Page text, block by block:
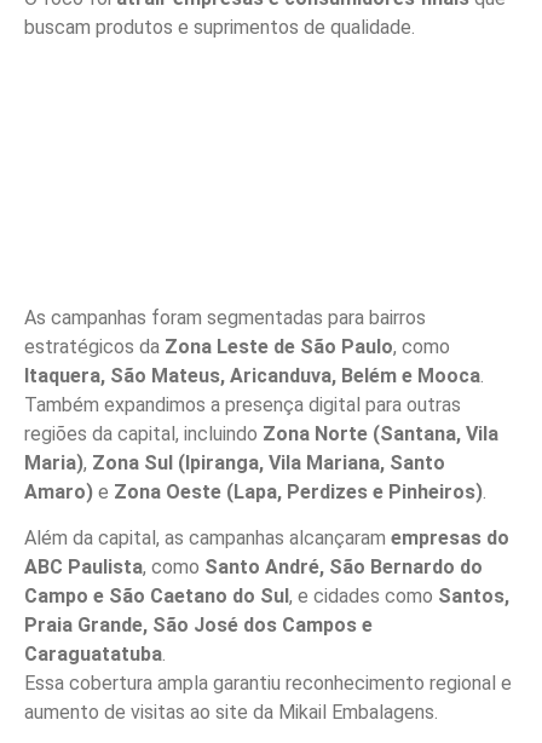
buscam produtos e suprimentos de qualidade.
As campanhas foram segmentadas para bairros
estratégicos da Zona Leste de São Paulo, como
Itaquera, São Mateus, Aricanduva, Belém e Mooca.
Também expandimos a presença digital para outras
regiões da capital, incluindo Zona Norte (Santana, Vila
Maria), Zona Sul (Ipiranga, Vila Mariana, Santo
Amaro) e Zona Oeste (Lapa, Perdizes e Pinheiros).
Além da capital, as campanhas alcançaram empresas do
ABC Paulista, como Santo André, São Bernardo do
Campo e São Caetano do Sul , e cidades como Santos,
Praia Grande, São José dos Campos e
Caraguatatuba.
Essa cobertura ampla garantiu reconhecimento regional e
aumento de visitas ao site da Mikail Embalagens.